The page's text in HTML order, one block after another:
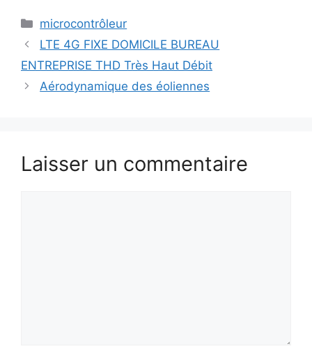
Catégories
microcontrôleur
LTE 4G FIXE DOMICILE BUREAU
ENTREPRISE THD Très Haut Débit
Aérodynamique des éoliennes
Laisser un commentaire